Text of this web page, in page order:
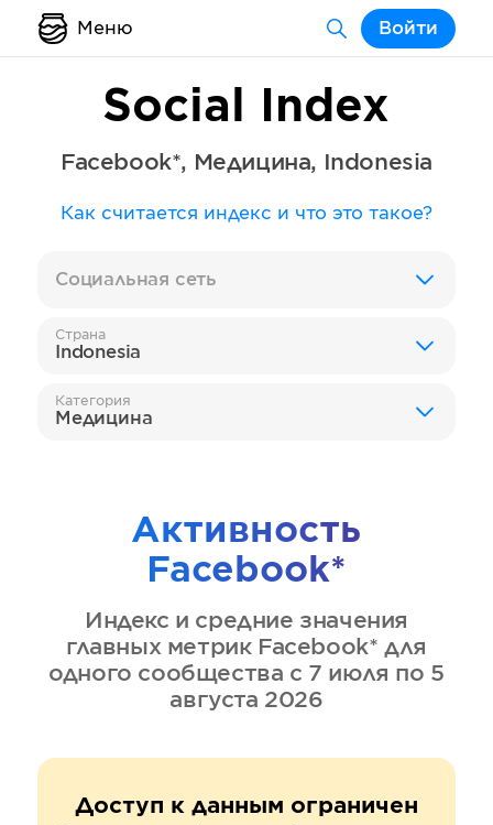
Меню Войти
Social Index
Facebook*, Медицина, Indonesia
Как считается индекс и что это такое?
Социальная сеть
Страна
Indonesia
Категория
Медицина
Активность
Facebook*
Индекс и средние значения
главных метрик Facebook* для
одного сообщества с 7 июля по 5
августа 2026
Доступ к данным ограничен